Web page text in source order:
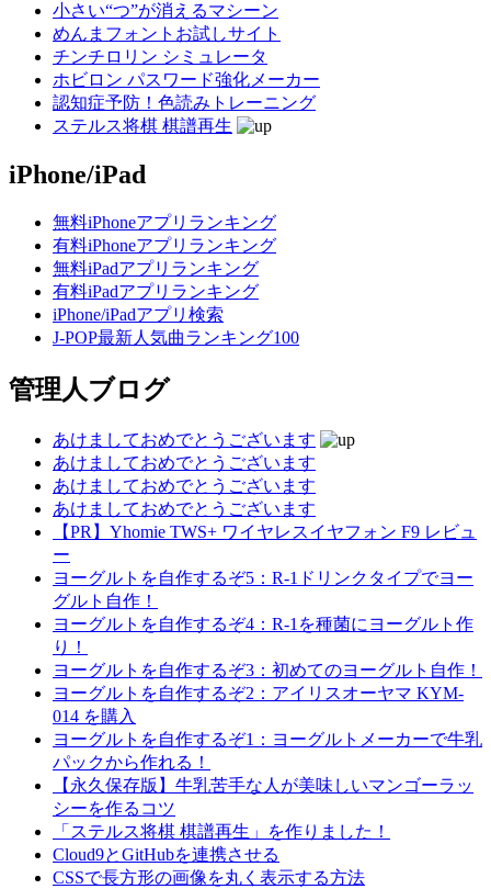
小さい“つ”が消えるマシーン
めんまフォントお試しサイト
チンチロリン シミュレータ
ホビロン パスワード強化メーカー
認知症予防！色読みトレーニング
ステルス将棋 棋譜再生
iPhone/iPad
無料iPhoneアプリランキング
有料iPhoneアプリランキング
無料iPadアプリランキング
有料iPadアプリランキング
iPhone/iPadアプリ検索
J-POP最新人気曲ランキング100
管理人ブログ
あけましておめでとうございます
あけましておめでとうございます
あけましておめでとうございます
あけましておめでとうございます
【PR】Yhomie TWS+ ワイヤレスイヤフォン F9 レビュ
ー
ヨーグルトを自作するぞ5：R-1ドリンクタイプでヨー
グルト自作！
ヨーグルトを自作するぞ4：R-1を種菌にヨーグルト作
り！
ヨーグルトを自作するぞ3：初めてのヨーグルト自作！
ヨーグルトを自作するぞ2：アイリスオーヤマ KYM-
014 を購入
ヨーグルトを自作するぞ1：ヨーグルトメーカーで牛乳
パックから作れる！
【永久保存版】牛乳苦手な人が美味しいマンゴーラッ
シーを作るコツ
「ステルス将棋 棋譜再生」を作りました！
Cloud9とGitHubを連携させる
CSSで長方形の画像を丸く表示する方法